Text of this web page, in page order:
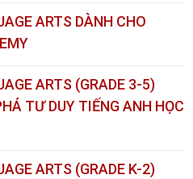
ARTS DÀNH CHO
ARTS (GRADE 3-5)
TƯ DUY TIẾNG ANH HỌC
ARTS (GRADE K-2)